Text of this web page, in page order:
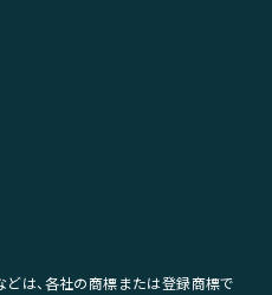
どは、各社の商標または登録商標で